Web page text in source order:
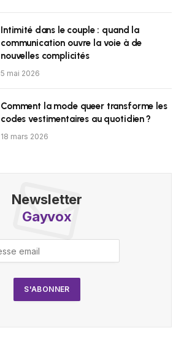
Intimité dans le couple : quand la
communication ouvre la voie à de
nouvelles complicités
5 mai 2026
Comment la mode queer transforme les
codes vestimentaires au quotidien ?
18 mars 2026
Newsletter
Gayvox